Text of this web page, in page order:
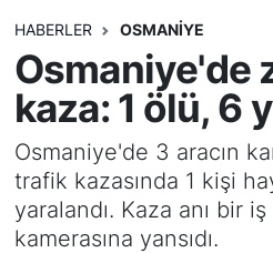
HABERLER OSMANIYE
Osmaniye'de
kaza: 1 ölü, 6
Osmaniye'de 3 aracın
trafik kazasında 1 kişi
yaralandı. Kaza anı bir
kamerasına yansıdı.
SPOR
GÜNÜN MANŞETİ
DÜNYA
KÜLTÜR - SANAT
Mersin Namaz
Mersin Trafik Yoğunluk
Süper Lig Puan
Tüm Manşetler